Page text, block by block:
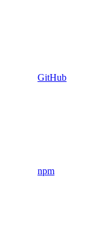
GitHub
npm